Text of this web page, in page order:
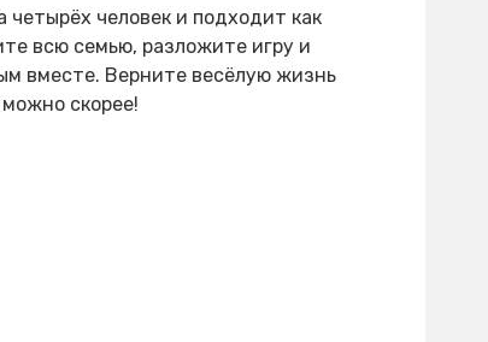
четырёх человек и подходит как
всю семью, разложите игру и
вместе. Верните весёлую жизнь
скорее!